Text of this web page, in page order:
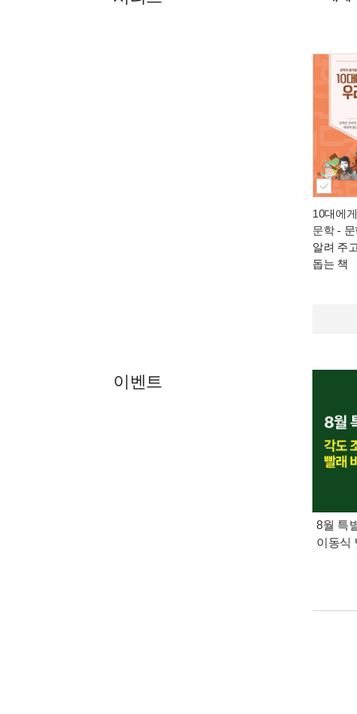
10대에
문학- 문
알려 주
돕는 책
이벤트
8월 특
이동식